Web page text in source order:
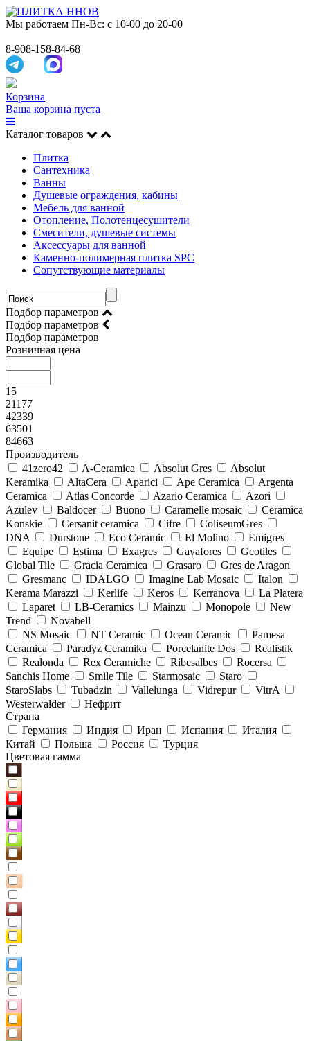
Мы работаем Пн-Вс: с 10-00 до 20-00
8-908-158-84-68
Корзина
Ваша корзина пуста
Каталог товаров
Плитка
Сантехника
Ванны
Душевые ограждения, кабины
Мебель для ванной
Отопление, Полотенцесушители
Смесители, душевые системы
Аксессуары для ванной
Каменно-полимерная плитка SPC
Сопутствующие материалы
Подбор параметров
Подбор параметров
Подбор параметров
Розничная цена
15
21177
42339
63501
84663
Производитель
41zero42
A-Ceramica Absolut Gres
Absolut
Keramika
AltaCera Aparici Ape Ceramica
Argenta
Ceramica
Atlas Concorde Azario Ceramica
Azori
Azulev
Baldocer Buono Caramelle mosaic
Ceramica
Konskie
Cersanit ceramica Cifre
ColiseumGres
DNA
Durstone Eco Ceramic El Molino
Emigres
Equipe
Estima Exagres Gayafores
Geotiles
Global Tile
Gracia Ceramica Grasaro
Gres de Aragon
Gresmanc
IDALGO Imagine Lab Mosaic
Italon
Kerama Marazzi
Kerlife Keros Kerranova
La Platera
Laparet
LB-Ceramics Mainzu Monopole
New
Trend
Novabell
NS Mosaic
NT Ceramic Ocean Ceramic
Pamesa
Ceramica
Paradyz Сeramika Porcelanite Dos
Realistik
Realonda
Rex Ceramiche Ribesalbes
Rocersa
Sanchis Home
Smile Tile Starmosaic
Staro
StaroSlabs
Tubadzin Vallelunga Vidrepur
VitrA
Westerwalder
Нефрит
Страна
Германия
Индия Иран Испания
Италия
Китай
Польша Россия
Турция
Цветовая гамма